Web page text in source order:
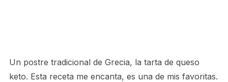
Un postre tradicional de Grecia, la tarta de queso
keto. Esta receta me encanta, es una de mis favoritas.